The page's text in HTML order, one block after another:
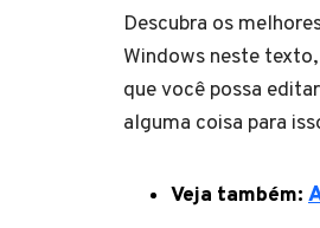
Descubra os
Windows neste
que você possa
alguma coisa para
Veja também: